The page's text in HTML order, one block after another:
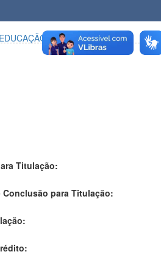
Titulação:
para Titulação: